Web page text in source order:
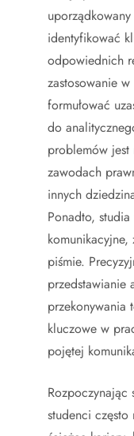
identyfikować
odpowiednich
zastosowanie
formułować
do
problemów
zawodach
innych
Ponadto,
piśmie.
przedstawianie
przekonywania
kluczowe w
pojętej
Rozpoczynając
studenci